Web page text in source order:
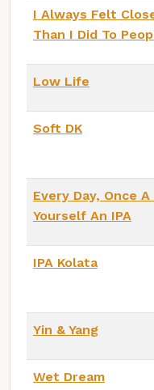
I Always Felt
Than I Did To
Low Life
Soft DK
Every Day, Once A
Yourself An IPA
IPA Kolata
Yin & Yang
Wet Dream